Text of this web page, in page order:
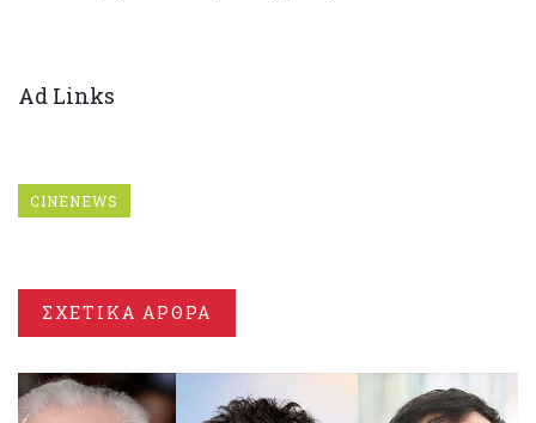
Ad Links
CINENEWS
ΣΧΕΤΙΚΑ ΑΡΘΡΑ